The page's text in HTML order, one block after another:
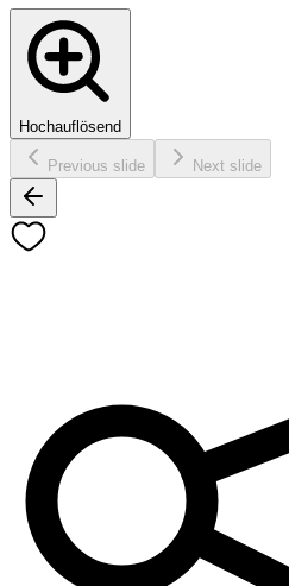
Hochauflösend
Previous slide Next slide